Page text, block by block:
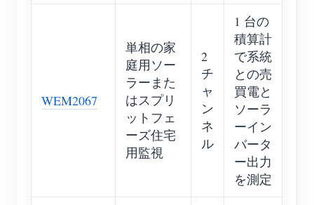
WEM2067
単相の家
庭用ソー
ラーまた
はスプリ
ットフェ
ーズ住宅
用監視
2
チ
ャ
ン
ネ
ル
1 台の
積算計
で系統
との売
買電と
ソーラ
ーイン
バータ
ー出力
を測定